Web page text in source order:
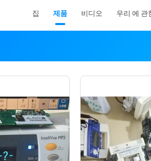
집 제품 비디오 우리 에 관